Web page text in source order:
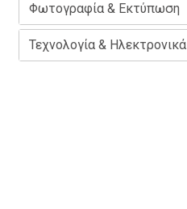
Φωτογραφία & Εκτύπωση
Τεχνολογία & Ηλεκτρονικά